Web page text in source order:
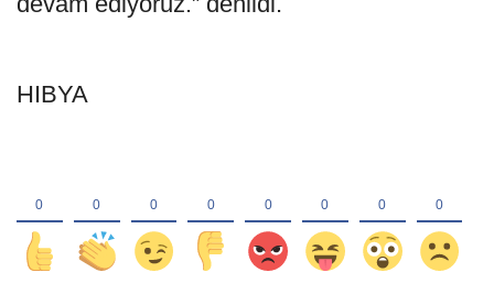
HIBYA